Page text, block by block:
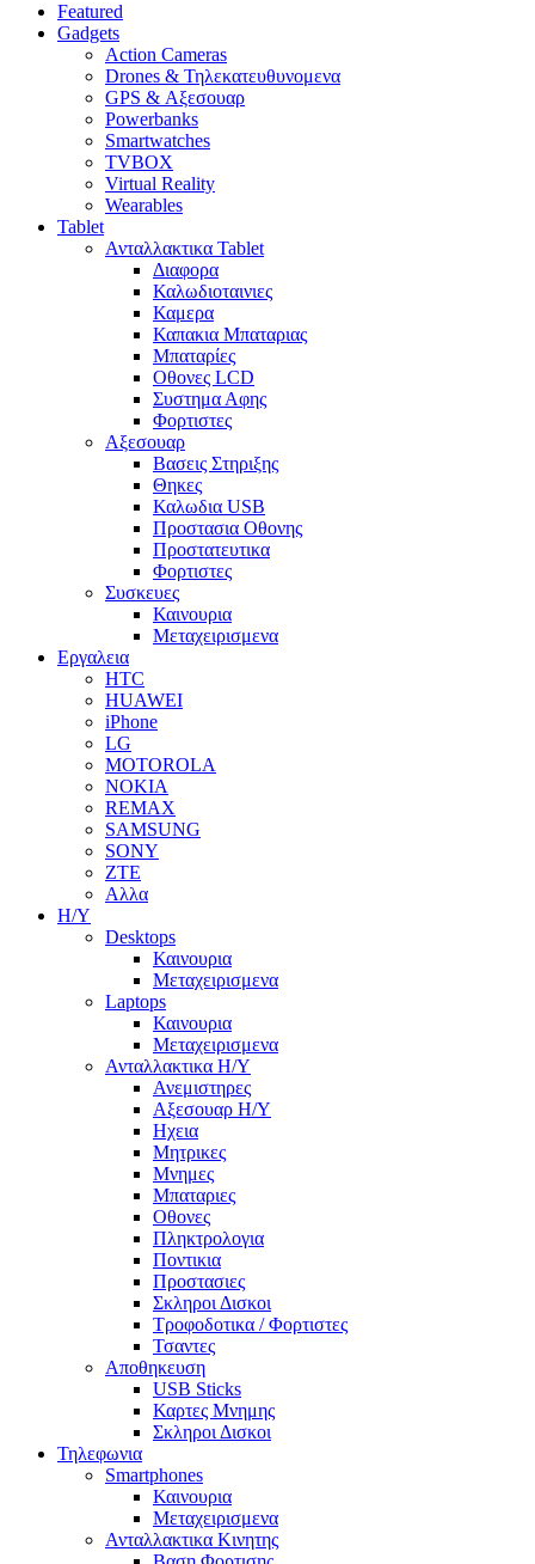
Featured
Gadgets
Action Cameras
Drones & Τηλεκατευθυνομενα
GPS & Αξεσουαρ
Powerbanks
Smartwatches
TVBOX
Virtual Reality
Wearables
Tablet
Ανταλλακτικα Tablet
Διαφορα
Καλωδιοταινιες
Καμερα
Καπακια Μπαταριας
Μπαταρίες
Οθονες LCD
Συστημα Αφης
Φορτιστες
Αξεσουαρ
Βασεις Στηριξης
Θηκες
Καλωδια USB
Προστασια Οθονης
Προστατευτικα
Φορτιστες
Συσκευες
Καινουρια
Μεταχειρισμενα
Εργαλεια
HTC
HUAWEI
iPhone
LG
MOTOROLA
NOKIA
REMAX
SAMSUNG
SONY
ZTE
Αλλα
Η/Υ
Desktops
Καινουρια
Μεταχειρισμενα
Laptops
Καινουρια
Μεταχειρισμενα
Ανταλλακτικα H/Y
Ανεμιστηρες
Αξεσουαρ Η/Υ
Ηχεια
Μητρικες
Μνημες
Μπαταριες
Οθονες
Πληκτρολογια
Ποντικια
Προστασιες
Σκληροι Δισκοι
Τροφοδοτικα / Φορτιστες
Τσαντες
Αποθηκευση
USB Sticks
Καρτες Μνημης
Σκληροι Δισκοι
Τηλεφωνια
Smartphones
Καινουρια
Μεταχειρισμενα
Ανταλλακτικα Κινητης